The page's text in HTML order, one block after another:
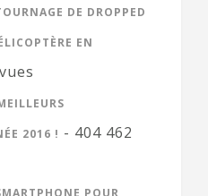
DE DROPPED
EN
2016 ! - 404 462
POUR